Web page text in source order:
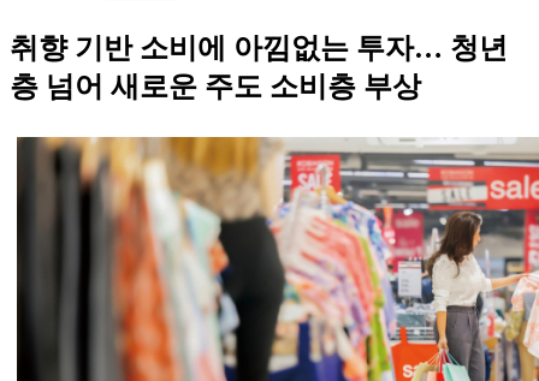
취향 기반 소비에 아낌없는 투자… 청년
층 넘어 새로운 주도 소비층 부상